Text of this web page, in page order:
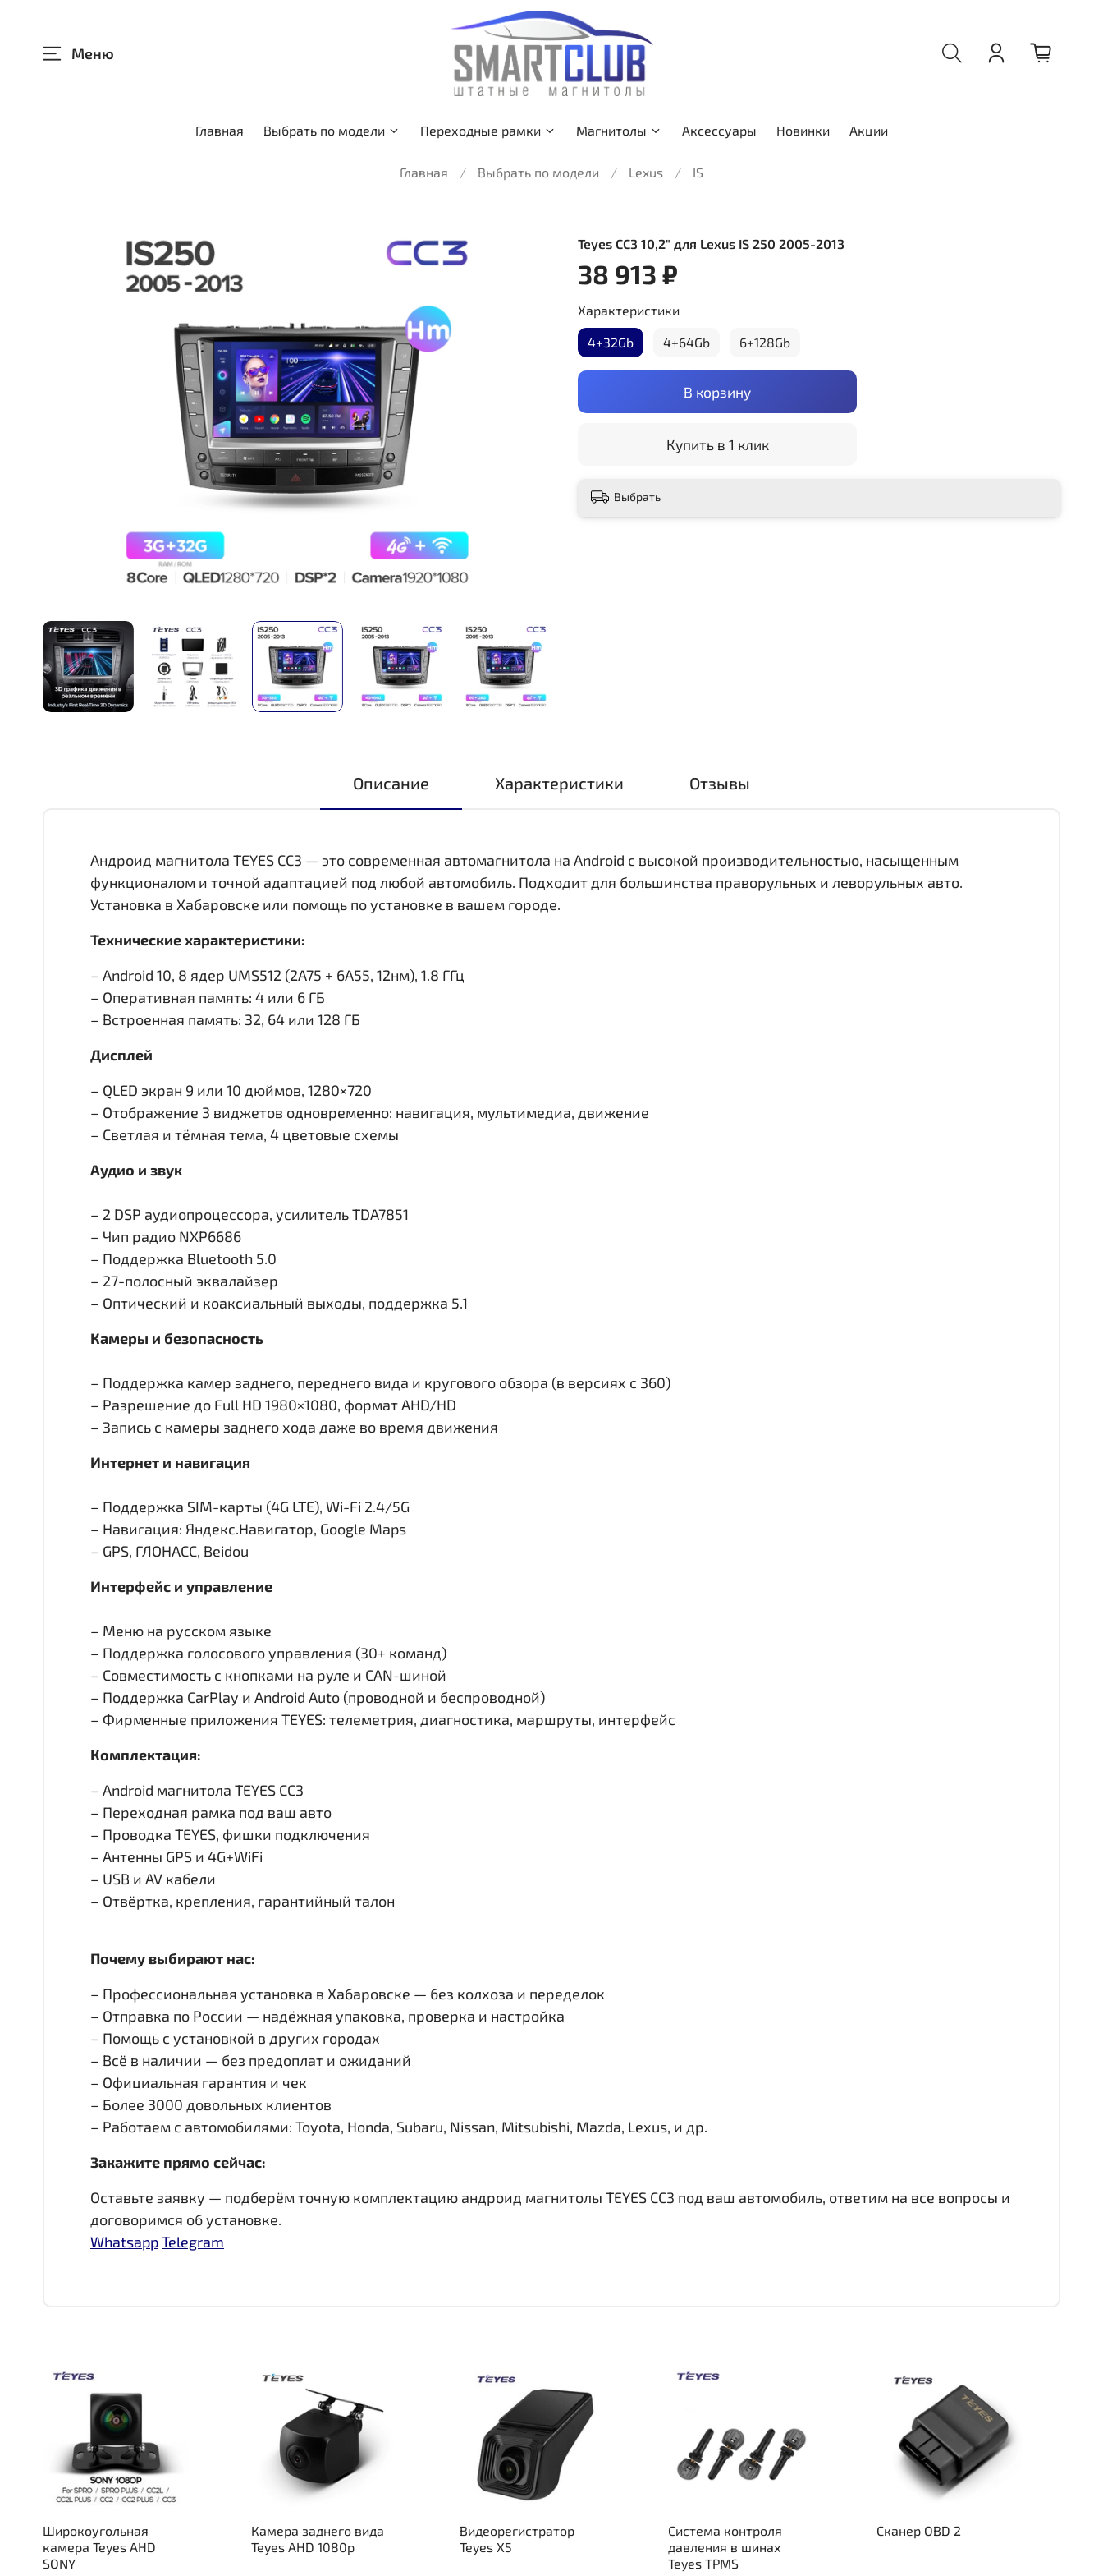
Меню
Главная Выбрать по модели Переходные рамки Магнитолы Аксессуары Новинки Акции
Главная Выбрать по модели Lexus IS
Teyes CC3 10,2" для Lexus IS 250 2005-2013
38 913 ₽
В корзину
Купить в 1 клик
Характеристики
4+32Gb 4+64Gb 6+128Gb
Выбрать
Описание Характеристики Отзывы
Андроид магнитола TEYES CC3 — это современная автомагнитола на Android с высокой производительностью, насыщенным
функционалом и точной адаптацией под любой автомобиль. Подходит для большинства праворульных и леворульных авто.
Установка в Хабаровске или помощь по установке в вашем городе.
Технические характеристики:
– Android 10, 8 ядер UMS512 (2A75 + 6A55, 12нм), 1.8 ГГц
– Оперативная память: 4 или 6 ГБ
– Встроенная память: 32, 64 или 128 ГБ
Дисплей
– QLED экран 9 или 10 дюймов, 1280×720
– Отображение 3 виджетов одновременно: навигация, мультимедиа, движение
– Светлая и тёмная тема, 4 цветовые схемы
Аудио и звук
– 2 DSP аудиопроцессора, усилитель TDA7851
– Чип радио NXP6686
– Поддержка Bluetooth 5.0
– 27-полосный эквалайзер
– Оптический и коаксиальный выходы, поддержка 5.1
Камеры и безопасность
– Поддержка камер заднего, переднего вида и кругового обзора (в версиях с 360)
– Разрешение до Full HD 1980×1080, формат AHD/HD
– Запись с камеры заднего хода даже во время движения
Интернет и навигация
– Поддержка SIM-карты (4G LTE), Wi-Fi 2.4/5G
– Навигация: Яндекс.Навигатор, Google Maps
– GPS, ГЛОНАСС, Beidou
Интерфейс и управление
– Меню на русском языке
– Поддержка голосового управления (30+ команд)
– Совместимость с кнопками на руле и CAN-шиной
– Поддержка CarPlay и Android Auto (проводной и беспроводной)
– Фирменные приложения TEYES: телеметрия, диагностика, маршруты, интерфейс
Комплектация:
– Android магнитола TEYES CC3
– Переходная рамка под ваш авто
– Проводка TEYES, фишки подключения
– Антенны GPS и 4G+WiFi
– USB и AV кабели
– Отвёртка, крепления, гарантийный талон
Почему выбирают нас:
– Профессиональная установка в Хабаровске — без колхоза и переделок
– Отправка по России — надёжная упаковка, проверка и настройка
– Помощь с установкой в других городах
– Всё в наличии — без предоплат и ожиданий
– Официальная гарантия и чек
– Более 3000 довольных клиентов
– Работаем с автомобилями: Toyota, Honda, Subaru, Nissan, Mitsubishi, Mazda, Lexus, и др.
Закажите прямо сейчас:
Оставьте заявку — подберём точную комплектацию андроид магнитолы TEYES CC3 под ваш автомобиль, ответим на все вопросы и
договоримся об установке.
WhatsappTelegram
Широкоугольная
камера Teyes AHD
SONY
Камера заднего вида
Teyes AHD 1080p
Видеорегистратор
Teyes X5
Система контроля
давления в шинах
Teyes TPMS
Сканер OBD 2